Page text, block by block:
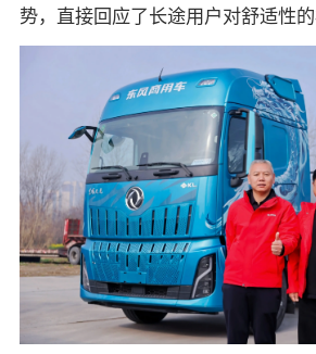
势，直接回应了长途用户对舒适性的